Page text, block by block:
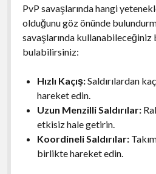
PvP savaşlarında hangi
olduğunu göz önünde
savaşlarında
bulabilirsiniz:
Hızlı Kaçış:Saldırılardan
hareket edin.
Uzun Menzilli Saldırılar:
etkisiz hale getirin.
Koordineli Saldırılar:
birlikte hareket edin.